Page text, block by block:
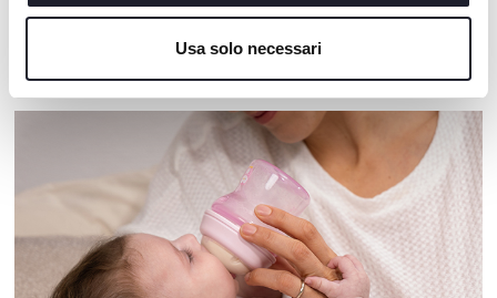
Usa solo necessari
UNSER RAT